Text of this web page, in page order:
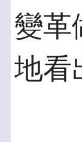
變革
地看